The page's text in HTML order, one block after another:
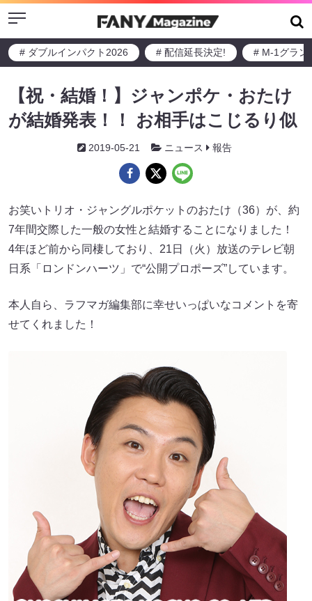
Menu
# ダブルインパクト2026 # 配信延長決定! # M-1グラン
【祝・結婚！】ジャンポケ・おたけ
が結婚発表！！ お相手はこじるり似
2019-05-21 ニュース 報告
お笑いトリオ・ジャングルポケットのおたけ（36）が、約
7年間交際した一般の女性と結婚することになりました！
4年ほど前から同棲しており、21日（火）放送のテレビ朝
日系「ロンドンハーツ」で“公開プロポーズ”しています。
本人自ら、ラフマガ編集部に幸せいっぱいなコメントを寄
せてくれました！